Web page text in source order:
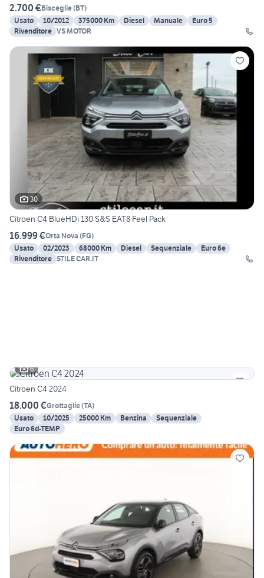
2.700 €Bisceglie(BT)
Usato
10/2012 375000 Km Diesel Manuale
Euro 5
Rivenditore VS MOTOR
30
Citroen C4 BlueHDi 130 S&S EAT8 Feel Pack
16.999 €Orta Nova (FG)
Usato
02/2023 68000 Km Diesel Sequenziale
Euro 6e
Rivenditore STILE CAR.IT
6
Citroen C4 2024
18.000 €Grottaglie(TA)
Usato
10/2025 25000 Km Benzina
Sequenziale
Euro 6d-TEMP